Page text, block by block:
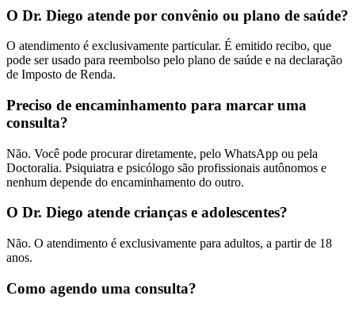
O Dr. Diego atende por convênio ou plano de saúde?
O atendimento é exclusivamente particular. É emitido recibo, que
pode ser usado para reembolso pelo plano de saúde e na declaração
de Imposto de Renda.
Preciso de encaminhamento para marcar uma
consulta?
Não. Você pode procurar diretamente, pelo WhatsApp ou pela
Doctoralia. Psiquiatra e psicólogo são profissionais autônomos e
nenhum depende do encaminhamento do outro.
O Dr. Diego atende crianças e adolescentes?
Não. O atendimento é exclusivamente para adultos, a partir de 18
anos.
Como agendo uma consulta?